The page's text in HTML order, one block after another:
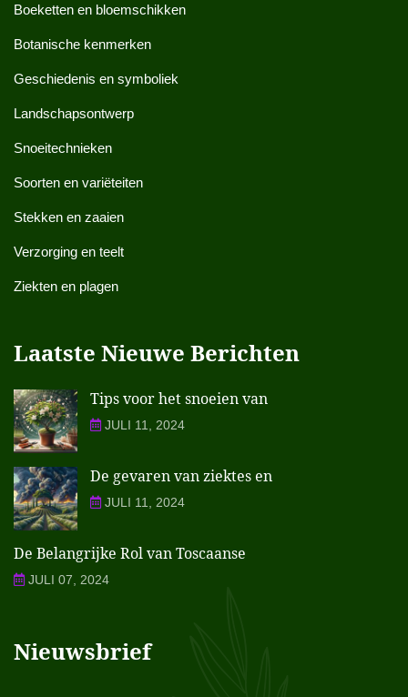
Boeketten en bloemschikken
Botanische kenmerken
Geschiedenis en symboliek
Landschapsontwerp
Snoeitechnieken
Soorten en variëteiten
Stekken en zaaien
Verzorging en teelt
Ziekten en plagen
Laatste Nieuwe Berichten
Tips voor het snoeien van
JULI 11, 2024
De gevaren van ziektes en
JULI 11, 2024
De Belangrijke Rol van Toscaanse
JULI 07, 2024
Nieuwsbrief